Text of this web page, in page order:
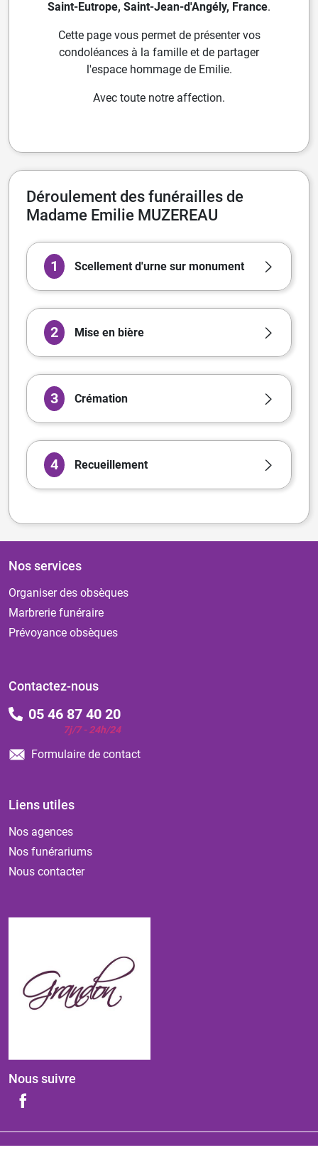
Saint-Eutrope, Saint-Jean-d'Angély, France.
Cette page vous permet de présenter vos
condoléances à la famille et de partager
l'espace hommage de Emilie.
Avec toute notre affection.
Déroulement des funérailles de
Madame Emilie MUZEREAU
1 Scellement d'urne sur monument
2 Mise en bière
3 Crémation
4 Recueillement
Nos services
Organiser des obsèques
Marbrerie funéraire
Prévoyance obsèques
Contactez-nous
05 46 87 40 20
7j/7 - 24h/24
Formulaire de contact
Liens utiles
Nos agences
Nos funérariums
Nous contacter
Nous suivre